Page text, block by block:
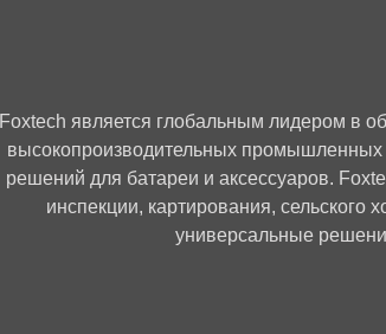
Foxtech является глобальным лидером в
высокопроизводительных промышленных
решений для батареи и аксессуаров.
инспекции, картирования, сельского
универсальные